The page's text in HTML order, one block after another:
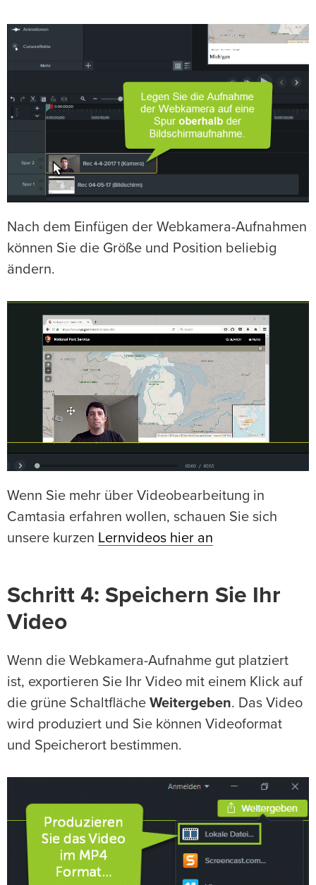
Nach dem Einfügen der Webkamera-Aufnahmen
können Sie die Größe und Position beliebig
ändern.
Wenn Sie mehr über Videobearbeitung in
Camtasia erfahren wollen, schauen Sie sich
unsere kurzen Lernvideos hier an
Schritt 4: Speichern Sie Ihr
Video
Wenn die Webkamera-Aufnahme gut platziert
ist, exportieren Sie Ihr Video mit einem Klick auf
die grüne Schaltfläche Weitergeben. Das Video
wird produziert und Sie können Videoformat
und Speicherort bestimmen.